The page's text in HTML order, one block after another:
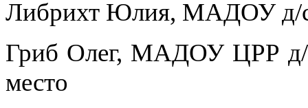
Либрихт Юлия, МАДОУ д/с
Гриб Олег, МАДОУ ЦРР д/
место